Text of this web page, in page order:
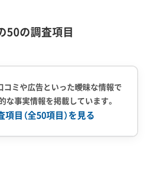
を検討する際、特に注意すべきは
約です。令和7年5月に菟田野、榛
範囲な地域で、土砂災害警戒区域
）および特別警戒区域（レッドゾー
が行われました。これにより、解
50の調査項目
コミや広告といった曖昧な情報で
な事実情報を掲載しています。
項目（全50項目）を見る